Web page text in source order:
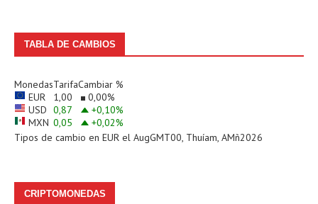
TABLA DE CAMBIOS
MonedasTarifaCambiar %
EUR
1,00 0,00%
USD 0,87 +0,10%
MXN 0,05 +0,02%
Tipos de cambio en EUR el AugGMT00, Thuíam, AMñ2026
CRIPTOMONEDAS